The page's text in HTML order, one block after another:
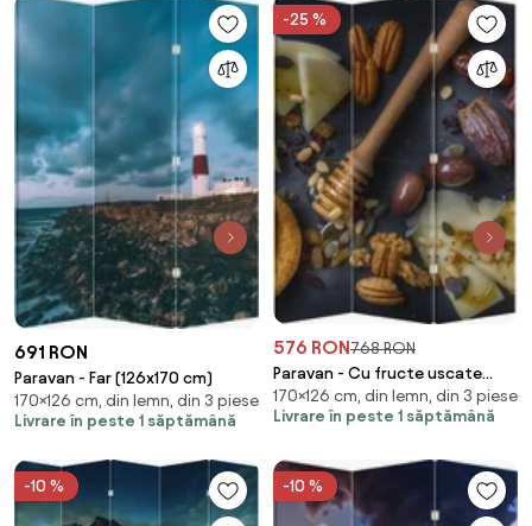
691 RON
Paravan - Far (126x170 cm)
170×126 cm, din lemn, din 3 piese
Livrare în peste 1 săptămână
-25 %
576 RON768 RON
Paravan - Cu fructe uscate
(126x170 cm)
170×126 cm, din lemn, din 3 piese
Livrare în peste 1 săptămână
-10 % -10 %